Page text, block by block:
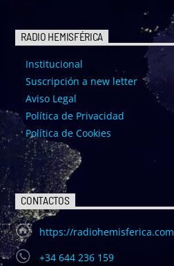
RADIO HEMISFÉRICA
Institucional
Suscripción a new letter
Aviso Legal
Política de Privacidad
Política de Cookies
CONTACTOS
https://radiohemisferica.com
+34 644 236 159